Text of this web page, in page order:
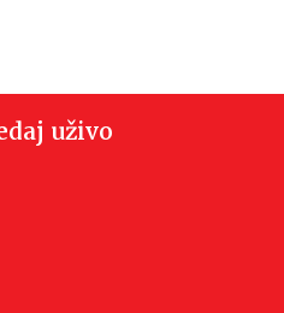
uživo